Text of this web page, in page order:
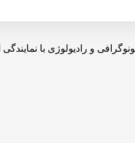
سونوگرافی و رادیولوژی